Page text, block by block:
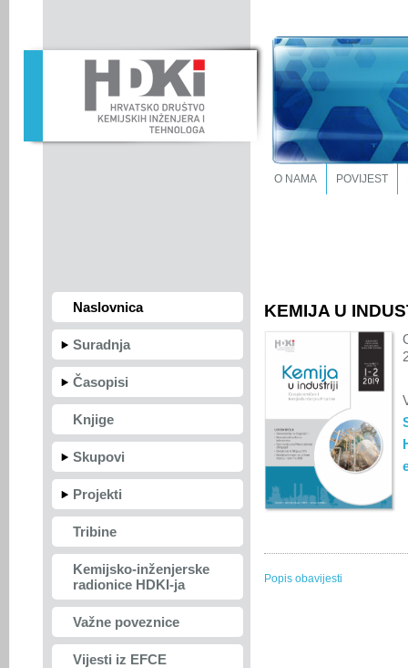
O NAMA POVIJEST
Naslovnica
Suradnja
Časopisi
Knjige
Skupovi
Projekti
Tribine
Kemijsko-inženjerske
radionice HDKI-ja
Važne poveznice
Vijesti iz EFCE
KEMIJA U
Popis obavijesti